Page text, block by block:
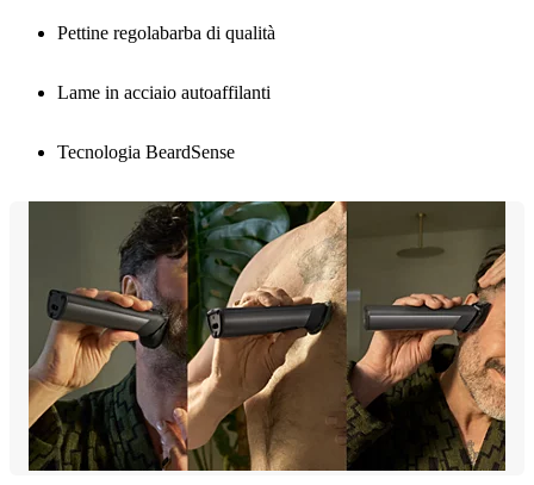
Pettine regolabarba di qualità
Lame in acciaio autoaffilanti
Tecnologia BeardSense